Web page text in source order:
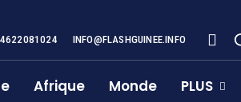
INFO@FLASHGUINEE.INFO
Afrique Monde PLUS